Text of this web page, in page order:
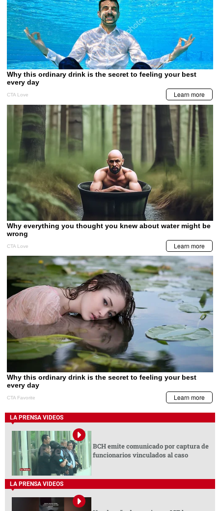
LA PRENSA VIDEOS
BCH emite comunicado por captura de
funcionarios vinculados al caso
LA PRENSA VIDEOS